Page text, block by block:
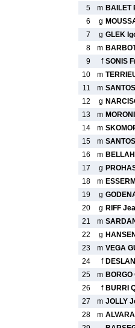
5
m BAILET
6
g
7
g GLEK
8
m
9
f SONIS
10
m
11
m
12
g
13
m
14
m
15
m
16
m
17
g
18
m
19
g
20
g RIFF
21
m
22
g
23
m VEGA
24
f
25
m BORGO
26
f BURRI
27
m JOLLY
28
m